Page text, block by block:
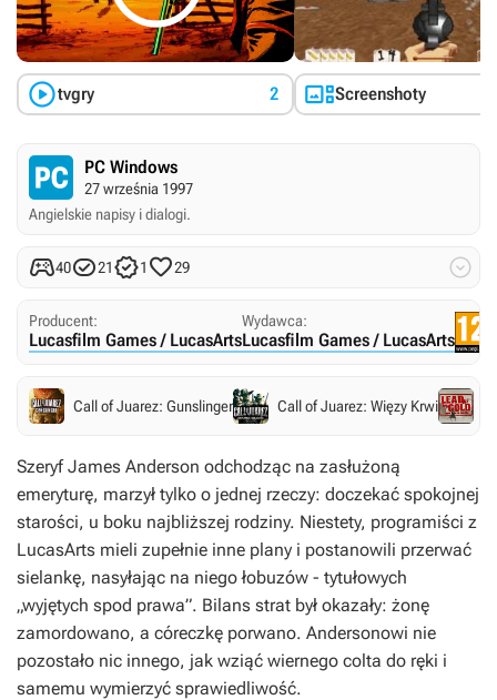
tvgry 2 Screenshoty
PC Windows
27 września 1997
Angielskie napisy i dialogi.
40211 29 
Producent:
Lucasfilm Games / LucasArts
Wydawca:
Lucasfilm Games / LucasArts
Call of Juarez: Gunslinger Call of Juarez: Więzy Krwi
Szeryf James Anderson odchodząc na zasłużoną
emeryturę, marzył tylko o jednej rzeczy: doczekać spokojnej
starości, u boku najbliższej rodziny. Niestety, programiści z
LucasArts mieli zupełnie inne plany i postanowili przerwać
sielankę, nasyłając na niego łobuzów - tytułowych
„wyjętych spod prawa”. Bilans strat był okazały: żonę
zamordowano, a córeczkę porwano. Andersonowi nie
pozostało nic innego, jak wziąć wiernego colta do ręki i
samemu wymierzyć sprawiedliwość.